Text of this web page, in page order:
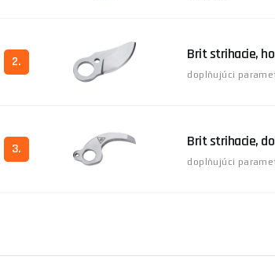
2. Brit strihacie,
doplňujúci
3. Brit strihacie,
doplňujúci
Náhradný